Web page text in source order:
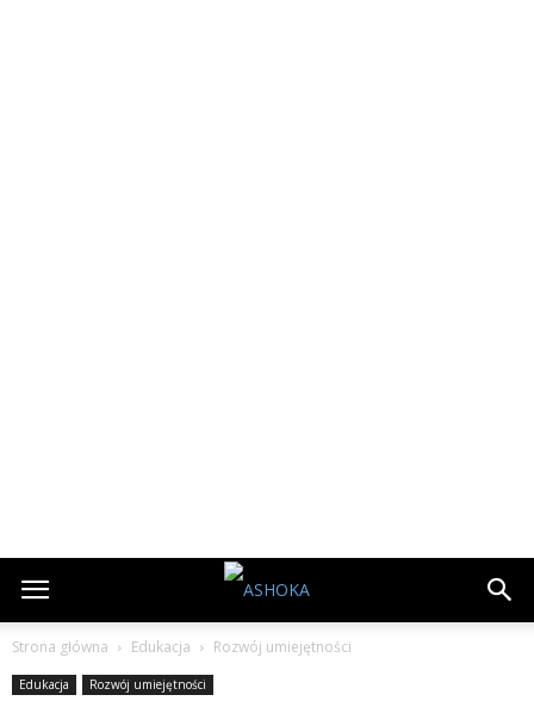
Strona główna Edukacja Rozwój umiejętności
Edukacja Rozwój umiejętności